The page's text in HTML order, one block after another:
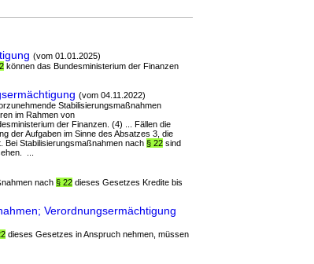
(vom 01.01.2025)
können das Bundesministerium der Finanzen
(vom 04.11.2022)
Stabilisierungsmaßnahmen
im Rahmen von
der Finanzen. (4) ... Fällen die
der Aufgaben im Sinne des Absatzes 3, die
Bei Stabilisierungsmaßnahmen nach § 22 sind
...
nach § 22 dieses Gesetzes Kredite bis
Verordnungsermächtigung
dieses Gesetzes in Anspruch nehmen, müssen